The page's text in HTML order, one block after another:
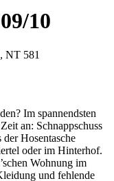
10
NT 581
Im spannendsten
an: Schnappschuss
Hosentasche
oder im Hinterhof.
Wohnung im
und fehlende